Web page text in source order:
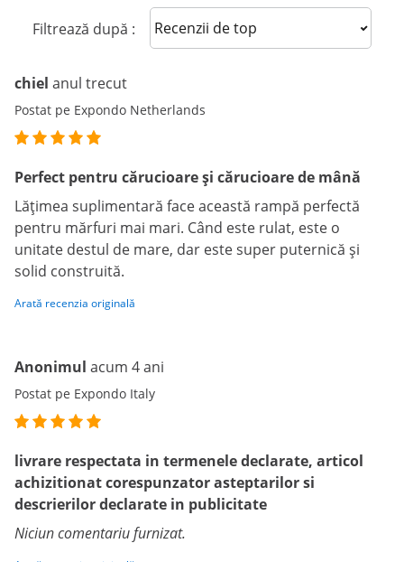
Filtrează după : Sort reviews
chiel anul trecut
Postat pe Expondo Netherlands
Perfect pentru cărucioare și cărucioare de mână
Lățimea suplimentară face această rampă perfectă
pentru mărfuri mai mari. Când este rulat, este o
unitate destul de mare, dar este super puternică și
solid construită.
Arată recenzia originală
Anonimul acum 4 ani
Postat pe Expondo Italy
livrare respectata in termenele declarate, articol
achizitionat corespunzator asteptarilor si
descrierilor declarate in publicitate
Niciun comentariu furnizat.